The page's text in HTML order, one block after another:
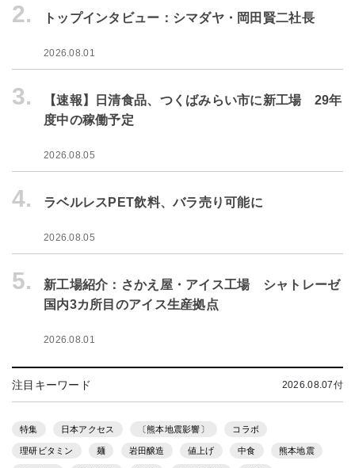
2. トップインタビュー：シマダヤ・岡田賢二社長
2026.08.01
3.
【速報】日清食品、つくばみらい市に新工場 29年
度中の稼働予定
2026.08.05
4. ラベルレスPET飲料、バラ売り可能に
2026.08.05
5.
新工場紹介：さかえ屋・アイス工場 シャトレーゼ
国内3カ所目のアイス生産拠点
2026.08.01
注目キーワード 2026.08.07付
特集 日本アクセス 〔熊本地震影響〕 コラボ
理研ビタミン 麺 岩田醸造 値上げ 中食 熊本地震